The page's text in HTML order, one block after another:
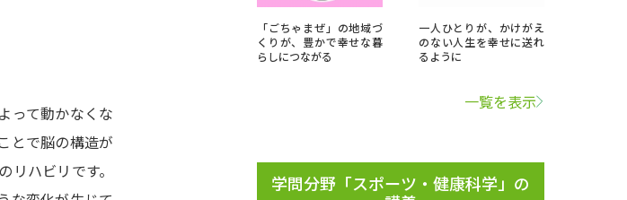
新生活お役立ちガイド
学問発見
で学びたい学問発見
って動かなくな
とで脳の構造が
ハビリです。
「ごちゃまぜ」の地域づ
くりが、豊かで幸せな暮
らしにつながる
一人ひとりが、かけがえ
のない人生を幸せに送れ
るように
一覧を表示
学問分野「スポーツ・健康科学」の